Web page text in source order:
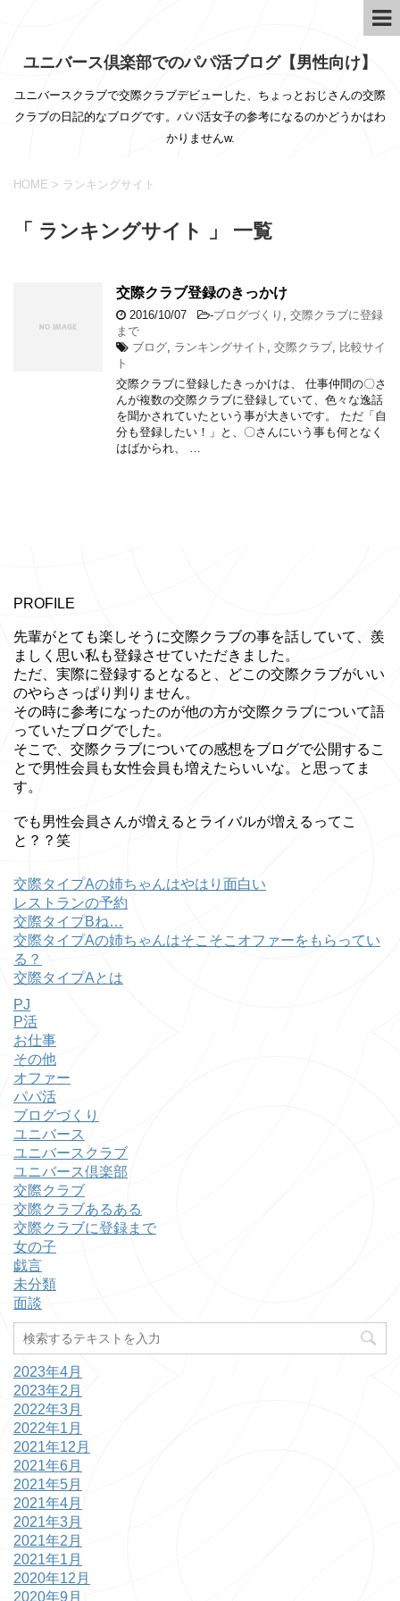
ユニバース倶楽部でのパパ活ブログ【男性向け】
ユニバースクラブで交際クラブデビューした、ちょっとおじさんの交際
クラブの日記的なブログです。パパ活女子の参考になるのかどうかはわ
かりませんw.
HOME > ランキングサイト
「 ランキングサイト 」 一覧
交際クラブ登録のきっかけ
2016/10/07 -ブログづくり
交際クラブに登録
まで
ブログ ランキングサイト 交際クラブ 比較サイ
ト
交際クラブに登録したきっかけは、 仕事仲間の〇さ
んが複数の交際クラブに登録していて、色々な逸話
を聞かされていたという事が大きいです。 ただ「自
分も登録したい！」と、〇さんにいう事も何となく
はばかられ、 …
PROFILE
先輩がとても楽しそうに交際クラブの事を話していて、羨
ましく思い私も登録させていただきました。
ただ、実際に登録するとなると、どこの交際クラブがいい
のやらさっぱり判りません。
その時に参考になったのが他の方が交際クラブについて語
っていたブログでした。
そこで、交際クラブについての感想をブログで公開するこ
とで男性会員も女性会員も増えたらいいな。と思ってま
す。
でも男性会員さんが増えるとライバルが増えるってこ
と？？笑
交際タイプAの姉ちゃんはやはり面白い
レストランの予約
交際タイプBね…
交際タイプAの姉ちゃんはそこそこオファーをもらってい
る？
交際タイプAとは
PJ
P活
お仕事
その他
オファー
パパ活
ブログづくり
ユニバース
ユニバースクラブ
ユニバース倶楽部
交際クラブ
交際クラブあるある
交際クラブに登録まで
女の子
戯言
未分類
面談
2023年4月
2023年2月
2022年3月
2022年1月
2021年12月
2021年6月
2021年5月
2021年4月
2021年3月
2021年2月
2021年1月
2020年12月
2020年9月